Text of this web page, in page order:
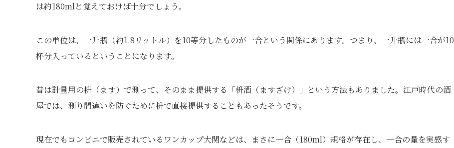
は約180mlと覚えておけば十分でしょう。
この単位は、一升瓶（約1.8リットル）を10等分したものが一合という関係にあります。つまり、一升瓶には一合が10
杯分入っているということになります。
昔は計量用の枡（ます）で測って、そのまま提供する「枡酒（ますざけ）」という方法もありました。江戸時代の酒
屋では、測り間違いを防ぐために枡で直接提供することもあったそうです。
現在でもコンビニで販売されているワンカップ大関などは、まさに一合（180ml）規格が存在し、一合の量を実感す